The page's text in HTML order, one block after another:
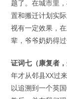
题了。在城市里
置和搬迁计划实
视有一定效果，
辈，爷爷奶奶得过
证词七（康复者，
年才从邻县XX过
以追溯到一个英